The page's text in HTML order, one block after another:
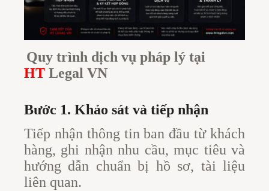
Quy trình dịch vụ pháp lý tại
HT Legal VN
Bước 1. Khảo sát và tiếp nhận
Tiếp nhận thông tin ban đầu từ khách
hàng, ghi nhận nhu cầu, mục tiêu và
hướng dẫn chuẩn bị hồ sơ, tài liệu
liên quan.